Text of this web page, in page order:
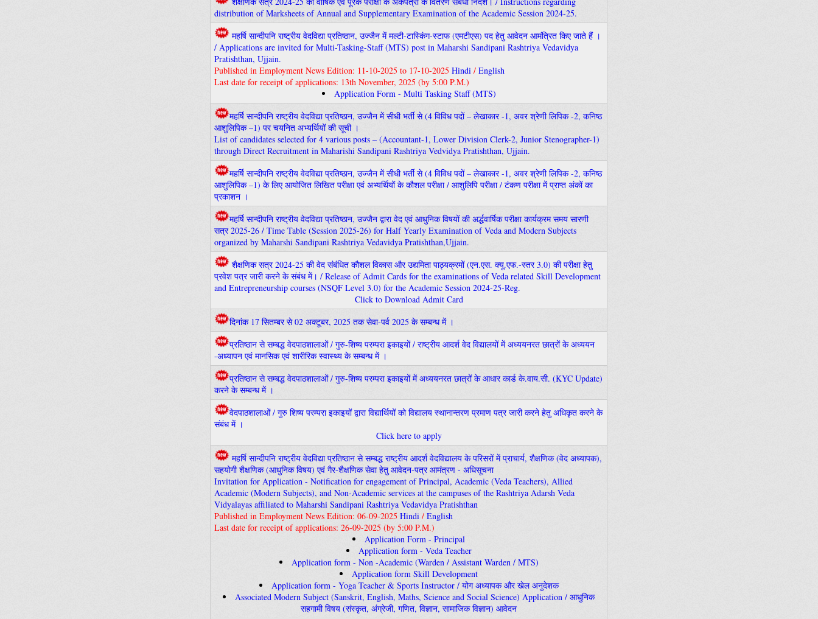
distribution of Marksheets of Annual and Supplementary Examination of the Academic Session 2024-25.
महर्षि सान्दीपनि राष्ट्रीय वेदविद्या प्रतिष्ठान, उज्जैन में मल्टी-टास्किंग-स्टाफ (एमटीएस) पद हेतु आवेदन आमंत्रित किए जाते हैं ।
/ Applications are invited for Multi-Tasking-Staff (MTS) post in Maharshi Sandipani Rashtriya Vedavidya
Pratishthan, Ujjain.
Published in Employment News Edition: 11-10-2025 to 17-10-2025 Hindi /English
Last date for receipt of applications: 13th November, 2025 (by 5:00 P.M.)
Application Form - Multi Tasking Staff (MTS)
महर्षि सान्दीपनि राष्ट्रीय वेदविद्या प्रतिष्ठान, उज्जैन में सीधी भर्ती से (4 विविध पदों – लेखाकार -1, अवर श्रेणी लिपिक -2, कनिष्ठ
आशुलिपिक –1) पर चयनित अभ्यर्थियों की सूची ।
List of candidates selected for 4 various posts – (Accountant-1, Lower Division Clerk-2, Junior Stenographer-1)
through Direct Recruitment in Maharishi Sandipani Rashtriya Vedvidya Pratishthan, Ujjain.
महर्षि सान्दीपनि राष्ट्रीय वेदविद्या प्रतिष्ठान, उज्जैन में सीधी भर्ती से (4 विविध पदों – लेखाकार -1, अवर श्रेणी लिपिक -2, कनिष्ठ
आशुलिपिक –1) के लिए आयोजित लिखित परीक्षा एवं अभ्यर्थियों के कौशल परीक्षा / आशुलिपि परीक्षा / टंकण परीक्षा में प्राप्त अंकों का
प्रकाशन ।
महर्षि सान्दीपनि राष्ट्रीय वेदविद्या प्रतिष्ठान, उज्‍जैन द्वारा वेद एवं आधुनिक विषयों की अर्द्धवार्षिक परीक्षा कार्यक्रम समय सारणी
सत्र 2025-26 / Time Table (Session 2025-26) for Half Yearly Examination of Veda and Modern Subjects
organized by Maharshi Sandipani Rashtriya Vedavidya Pratishthan,Ujjain.
शैक्षणिक सत्र 2024-25 की वेद संबंधित कौशल विकास और उद्यमिता पाठ्यक्रमों (एन.एस. क्यू.एफ.-स्तर 3.0) की परीक्षा हेतु
प्रवेश पत्र जारी करने के संबंध में। / Release of Admit Cards for the examinations of Veda related Skill Development
and Entrepreneurship courses (NSQF Level 3.0) for the Academic Session 2024-25-Reg.
Click to Download Admit Card
दिनांक 17 सितम्बर से 02 अक्टूबर, 2025 तक सेवा-पर्व 2025 के सम्बन्ध में ।
प्रतिष्ठान से सम्बद्ध वेदपाठशालाओं / गुरु-शिष्य परम्परा इकाइयों / राष्ट्रीय आदर्श वेद विद्यालयों में अध्ययनरत छात्रों के अध्ययन
-अध्यापन एवं मानसिक एवं शारीरिक स्वास्थ्य के सम्बन्ध में ।
प्रतिष्ठान से सम्बद्ध वेदपाठशालाओं / गुरु-शिष्य परम्परा इकाइयों में अध्ययनरत छात्रों के आधार कार्ड के.वाय.सी. (KYC Update)
करने के सम्बन्ध में ।
वेदपाठशालाओं / गुरु शिष्य परम्परा इकाइयों द्वारा विद्यार्थियों को विद्यालय स्थानान्तरण प्रमाण पत्र जारी करने हेतु अधिकृत करने के
संबंध में ।
Click here to apply
महर्षि सान्दीपनि राष्ट्रीय वेदविद्या प्रतिष्ठान से सम्बद्ध राष्ट्रीय आदर्श वेदविद्यालय के परिसरों में प्राचार्य, शैक्षणिक (वेद अध्यापक),
सहयोगी शैक्षणिक (आधुनिक विषय) एवं गैर-शैक्षणिक सेवा हेतु आवेदन-पत्र आमंत्रण - अधिसूचना
Invitation for Application - Notification for engagement of Principal, Academic (Veda Teachers), Allied
Academic (Modern Subjects), and Non-Academic services at the campuses of the Rashtriya Adarsh Veda
Vidyalayas affiliated to Maharshi Sandipani Rashtriya Vedavidya Pratishthan
Published in Employment News Edition: 06-09-2025 Hindi /English
Last date for receipt of applications: 26-09-2025 (by 5:00 P.M.)
Application Form - Principal
Application form - Veda Teacher
Application form - Non -Academic (Warden / Assistant Warden / MTS)
Application form Skill Development
Application form - Yoga Teacher & Sports Instructor / योग अध्यापक और खेल अनुदेशक
Associated Modern Subject (Sanskrit, English, Maths, Science and Social Science) Application / आधुनिक
सहगामी विषय (संस्कृत, अंग्रेजी, गणित, विज्ञान, सामाजिक विज्ञान) आवेदन